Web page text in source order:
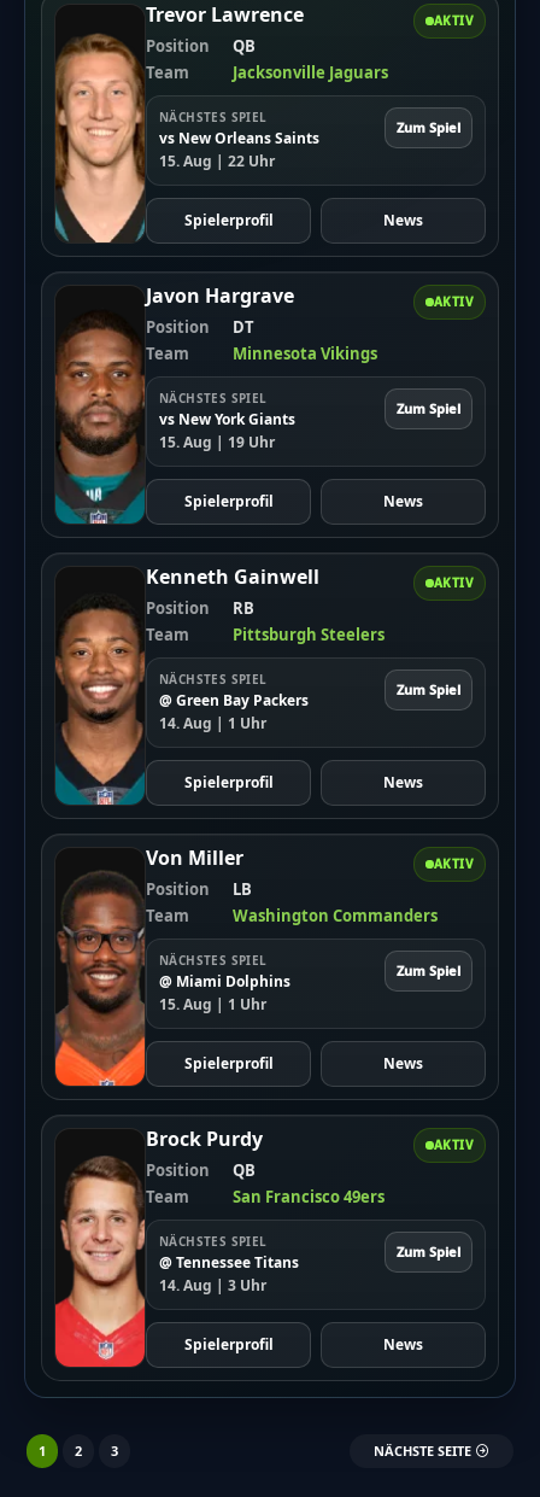
AKTIV
Trevor Lawrence
Position
QB
Team
Jacksonville Jaguars
NÄCHSTES SPIEL
vs New Orleans Saints
15. Aug | 22 Uhr
Zum Spiel
Spielerprofil News
AKTIV
Javon Hargrave
Position
DT
Team
Minnesota Vikings
NÄCHSTES SPIEL
vs New York Giants
15. Aug | 19 Uhr
Zum Spiel
Spielerprofil News
AKTIV
Kenneth Gainwell
Position
RB
Team
Pittsburgh Steelers
NÄCHSTES SPIEL
@ Green Bay Packers
14. Aug | 1 Uhr
Zum Spiel
Spielerprofil News
AKTIV
Von Miller
Position
LB
Team
Washington Commanders
NÄCHSTES SPIEL
@ Miami Dolphins
15. Aug | 1 Uhr
Zum Spiel
Spielerprofil News
AKTIV
Brock Purdy
Position
QB
Team
San Francisco 49ers
NÄCHSTES SPIEL
@ Tennessee Titans
14. Aug | 3 Uhr
Zum Spiel
Spielerprofil News
1 2 3 NÄCHSTE SEITE